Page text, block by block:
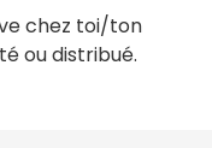
chez toi/ton
ou distribué.